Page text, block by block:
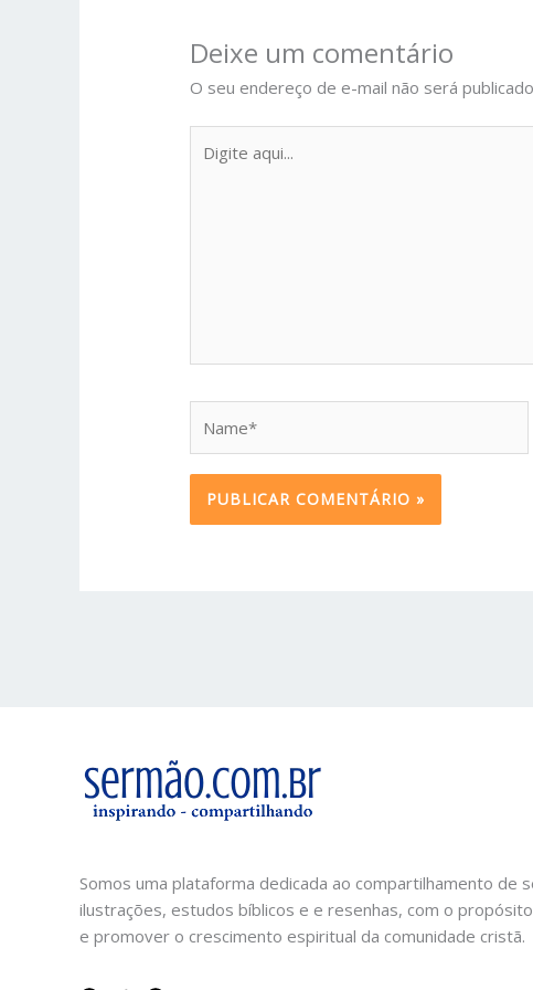
Deixe um comentário
O seu endereço de e-mail não será
aqui...
Somos uma plataforma dedicada ao compartilhamento de
ilustrações, estudos bíblicos e e resenhas, com o
e promover o crescimento espiritual da comunidade cristã.